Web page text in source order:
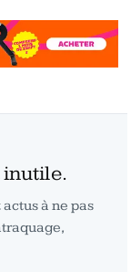
inutile.
à ne pas